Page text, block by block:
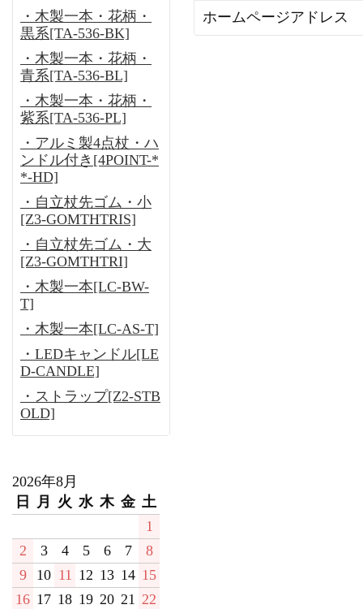
・木製一本・花柄・
黒系[TA-536-BK]
・木製一本・花柄・
青系[TA-536-BL]
・木製一本・花柄・
紫系[TA-536-PL]
・アルミ製4点杖・ハ
ンドル付き[4POINT-*
*-HD]
・自立杖先ゴム・小
[Z3-GOMTHTRIS]
・自立杖先ゴム・大
[Z3-GOMTHTRI]
・木製一本[LC-BW-
T]
・木製一本[LC-AS-T]
・LEDキャンドル[LE
D-CANDLE]
・ストラップ[Z2-STB
OLD]
2026年8月
日
月 火 水 木 金 土
1
2
3 4 5 6 7
8
9
10 11 12 13 14 15
16 17 18 19 20 21 22
ホームページアドレス